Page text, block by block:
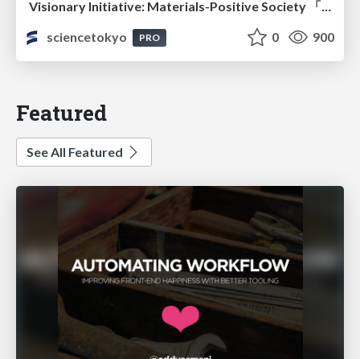
Visionary Initiative: Materials-Positive Society 「モノの進化をポジティブな社会の原動力に」｜Science Tokyo（東京科学大学）
sciencetokyo
PRO 0 900
Featured
See All Featured